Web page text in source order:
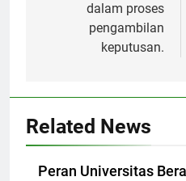
dalam proses
pengambilan
keputusan.
Related News
Peran Universitas